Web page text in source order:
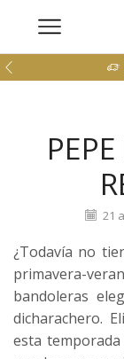
21
¿Todavía no
primavera-
bandoleras
dicharachero.
esta